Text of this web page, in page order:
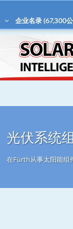
企业名录 (67,300
光伏系统
在Fürth从事太阳能组